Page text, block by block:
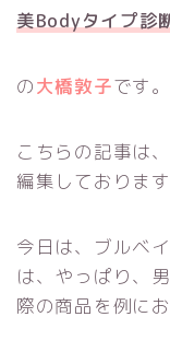
美Bodyタイプ診
の大橋敦子です。
こちらの記事は
編集しております
今日は、ブルベ
は、やっぱり、
際の商品を例に